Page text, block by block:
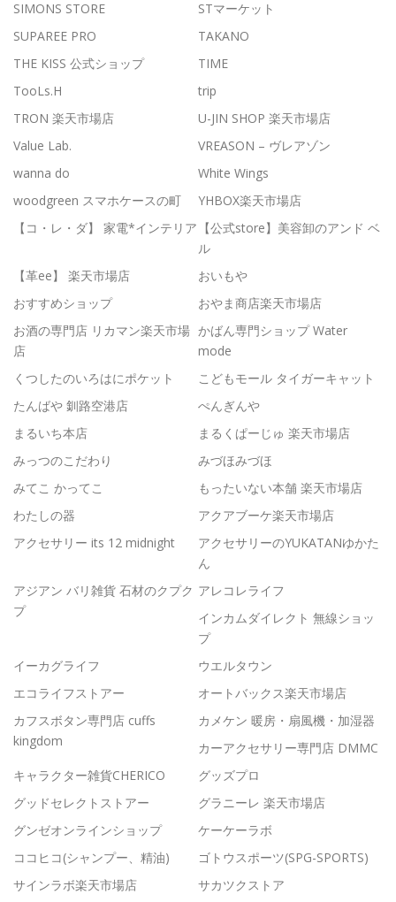
SIMONS STORE
STマーケット
SUPAREE PRO
TAKANO
THE KISS 公式ショップ
TIME
TooLs.H
trip
TRON 楽天市場店
U-JIN SHOP 楽天市場店
Value Lab.
VREASON – ヴレアゾン
wanna do
White Wings
woodgreen スマホケースの町
YHBOX楽天市場店
【コ・レ・ダ】 家電*インテリア 【公式store】美容卸のアンド ベ
ル
【革ee】 楽天市場店
おいもや
おすすめショップ
おやま商店楽天市場店
お酒の専門店 リカマン楽天市場
店
かばん専門ショップ Water
mode
くつしたのいろはにポケット
こどもモール タイガーキャット
たんばや 釧路空港店
ぺんぎんや
まるいち本店
まるくぱーじゅ 楽天市場店
みっつのこだわり
みづほみづほ
みてこ かってこ
もったいない本舗 楽天市場店
わたしの器
アクアブーケ楽天市場店
アクセサリー its 12 midnight
アクセサリーのYUKATANゆかた
ん
アジアン バリ雑貨 石材のクプク
プ
アレコレライフ
インカムダイレクト 無線ショッ
プ
イーカグライフ
ウエルタウン
エコライフストアー
オートバックス楽天市場店
カフスボタン専門店 cuffs
kingdom
カメケン 暖房・扇風機・加湿器
カーアクセサリー専門店 DMMC
キャラクター雑貨CHERICO
グッズプロ
グッドセレクトストアー
グラニーレ 楽天市場店
グンゼオンラインショップ
ケーケーラボ
ココヒコ(シャンプー、精油)
ゴトウスポーツ(SPG-SPORTS)
サインラボ楽天市場店
サカツクストア